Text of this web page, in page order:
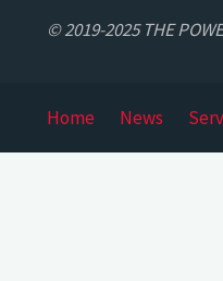
© 2019-2025 THE
Home News